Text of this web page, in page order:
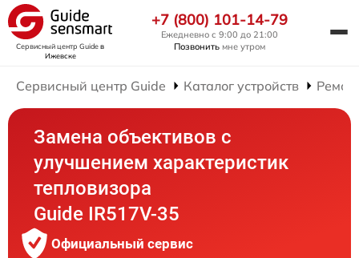
Сервисный центр Guideв
Ижевске
+7 (800) 101-14-79
Ежедневно с 9:00 до 21:00
Позвонить мне утром
Сервисный центр Guide Каталог устройств
Замена объективов с
улучшением характеристик
тепловизора
Guide IR517V-35
Официальный сервис